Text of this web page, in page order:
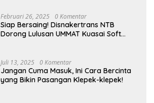
Februari 26, 2025 0 Komentar
Siap Bersaing! Disnakertrans NTB
Dorong Lulusan UMMAT Kuasai Soft
Juli 13, 2025 0 Komentar
Jangan Cuma Masuk, Ini Cara Bercinta
yang Bikin Pasangan Klepek-klepek!